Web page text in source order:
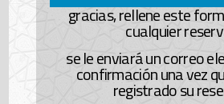
gracias, rellene este
cualquier
se le enviará un correo
confirmación una vez
registrado su